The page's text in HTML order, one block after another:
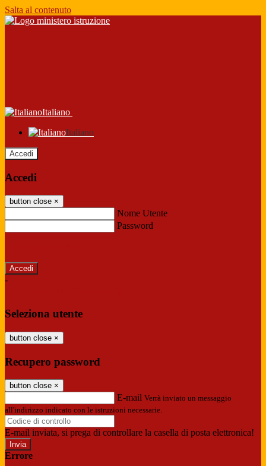
Salta al contenuto
Italiano
Italiano
Accedi
Accedi
button close ×
Nome Utente
Password
-
Seleziona utente
button close ×
Recupero password
button close ×
E-mail Verrà inviato un messaggio
all'indirizzo indicato con le istruzioni necessarie.
E-mail inviata, si prega di controllare la casella di posta elettronica!
Errore